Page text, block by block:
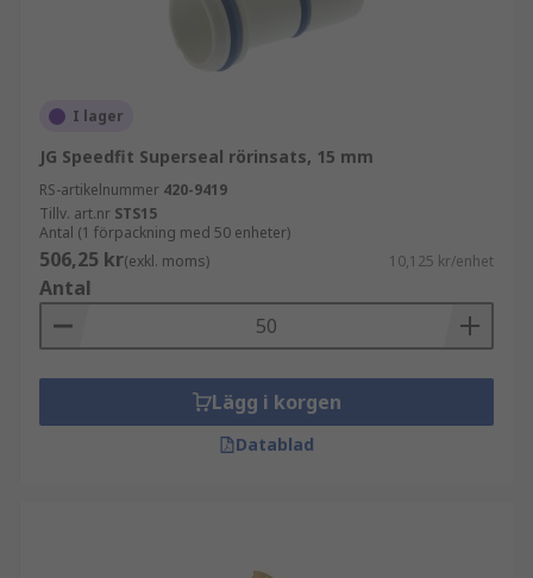
I lager
JG Speedfit Superseal rörinsats, 15 mm
RS-artikelnummer 420-9419
Tillv. art.nr STS15
Antal (1 förpackning med 50 enheter)
506,25 kr(exkl. moms) 10,125 kr/enhet
Antal
Lägg i korgen
Datablad